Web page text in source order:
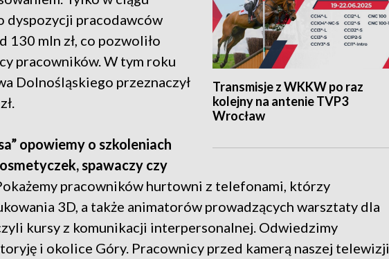
Transmisje z WKKW po raz
kolejny na antenie TVP3
Wrocław
dyspozycji pracodawców
130 mln zł, co pozwoliło
pracowników. W tym roku
Dolnośląskiego przeznaczył
opowiemy o szkoleniach
spawaczy czy
pracowników hurtowni z telefonami, którzy
3D, a także animatorów prowadzących warsztaty dla
kursy z komunikacji interpersonalnej. Odwiedzimy
i okolice Góry. Pracownicy przed kamerą naszej telewizji